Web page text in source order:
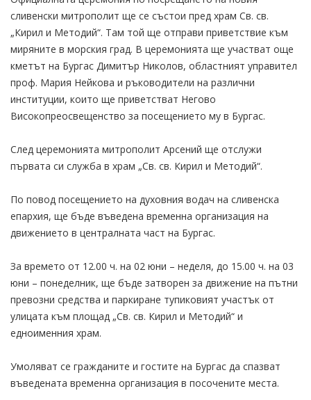
сливенски митрополит ще се състои пред храм Св. св.
„Кирил и Методий“. Там той ще отправи приветствие към
миряните в морския град. В церемонията ще участват още
кметът на Бургас Димитър Николов, областният управител
проф. Мария Нейкова и ръководители на различни
институции, които ще приветстват Негово
Високопреосвещенство за посещението му в Бургас.
След церемонията митрополит Арсений ще отслужи
първата си служба в храм „Св. св. Кирил и Методий“.
По повод посещението на духовния водач на сливенска
епархия, ще бъде въведена временна организация на
движението в централната част на Бургас.
За времето от 12.00 ч. на 02 юни – неделя, до 15.00 ч. на 03
юни – понеделник, ще бъде затворен за движение на пътни
превозни средства и паркиране тупиковият участък от
улицата към площад „Св. св. Кирил и Методий“ и
едноименния храм.
Умоляват се гражданите и гостите на Бургас да спазват
въведената временна организация в посочените места.